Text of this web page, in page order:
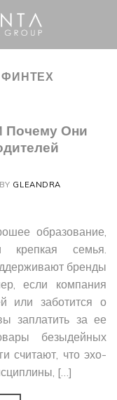
ФИНТЕХ
Почему Они
BY GLEANDRA
образование,
крепкая семья.
бренды
если компания
или заботится о
заплатить за ее
безыдейных
считают, что эхо-
[…]